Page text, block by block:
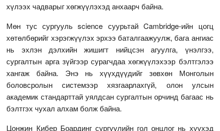
хүлээх чадварыг хөгжүүлэхэд анхаарч байна.
Мөн тус сургууль science суурьтай Cambridge-ийн цогц
хөтөлбөрийг хэрэгжүүлэх эрхээ баталгаажуулж, бага ангиас
нь эхлэн дэлхийн жишигт нийцсэн агуулга, үнэлгээ,
сургалтын арга зүйгээр сурагчдаа хөгжүүлэхээр бэлтгэлээ
хангаж байна. Энэ нь хүүхдүүдийг зөвхөн Монголын
боловсролын системээр хязгаарлахгүй, олон улсын
академик стандарттай уялдсан сургалтын орчинд багаас нь
бэлтгэх чухал алхам болж байна.
Цонжин Кибер Боардинг сургуулийн гол онцлог нь хүүхэд